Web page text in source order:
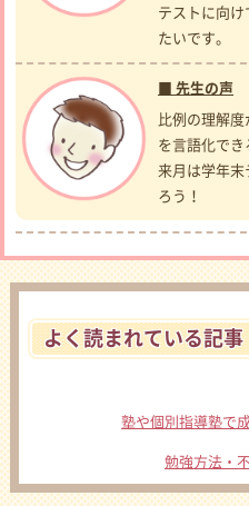
テストに向け
たいです。
■ 先生の声
比例の理解
を言語化でき
来月は学年末
ろう！
よく読まれている記事
塾や個別指導塾で
勉強方法・